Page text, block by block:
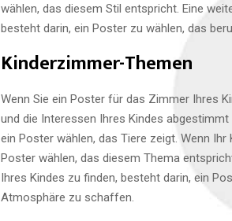
wählen, das diesem Stil entspricht. Eine
besteht darin, ein Poster zu wählen, das
Kinderzimmer-Themen
Wenn Sie ein Poster für das Zimmer Ihres
und die Interessen Ihres Kindes
ein Poster wählen, das Tiere zeigt. Wenn
Poster wählen, das diesem Thema
Ihres Kindes zu finden, besteht darin, ein
Atmosphäre zu schaffen.